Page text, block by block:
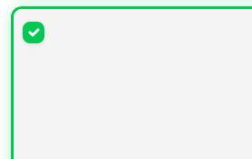
УВЕЛИЧИТЬ